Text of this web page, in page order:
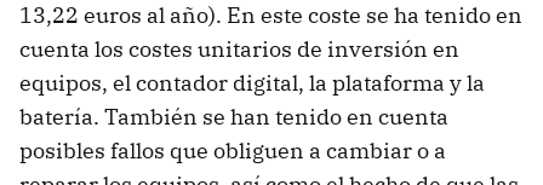
13,22 euros al año). En este coste se ha tenido en
cuenta los costes unitarios de inversión en
equipos, el contador digital, la plataforma y la
batería. También se han tenido en cuenta
posibles fallos que obliguen a cambiar o a